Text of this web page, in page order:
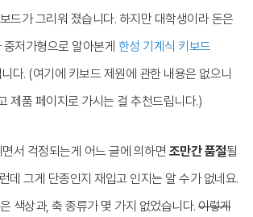
드가 그리워 졌습니다. 하지만 대학생이라 돈은
중저가형으로 알아본게 한성 기계식 키보드
다. (여기에 키보드 제원에 관한 내용은 없으니
제품 페이지로 가시는 걸 추천드립니다.)
서 걱정되는게 어느 글에 의하면 조만간 품절될
데 그게 단종인지 재입고 인지는 알 수가 없네요.
색상과, 축 종류가 몇 가지 없었습니다. 이렇게